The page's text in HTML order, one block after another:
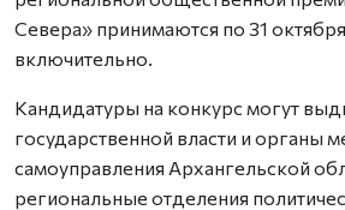
Севера» принимаются по 31
включительно.
Кандидатуры на конкурс могут
государственной власти и органы
самоуправления Архангельской
региональные отделения